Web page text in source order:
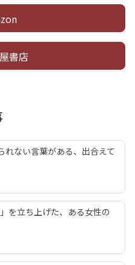
書店
れない言葉がある、出合えて
を立ち上げた、ある女性の